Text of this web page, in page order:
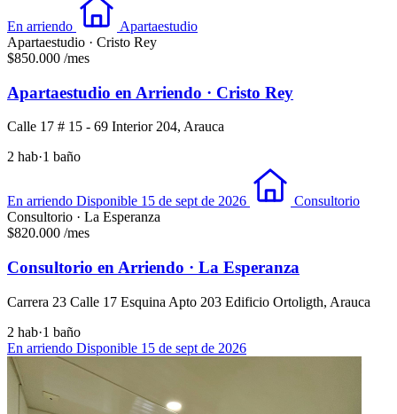
En arriendo
Apartaestudio
Apartaestudio · Cristo Rey
$850.000 /mes
Apartaestudio en Arriendo · Cristo Rey
Calle 17 # 15 - 69 Interior 204, Arauca
2 hab·1 baño
En arriendo Disponible 15 de sept de 2026
Consultorio
Consultorio · La Esperanza
$820.000 /mes
Consultorio en Arriendo · La Esperanza
Carrera 23 Calle 17 Esquina Apto 203 Edificio Ortoligth, Arauca
2 hab·1 baño
En arriendo Disponible 15 de sept de 2026